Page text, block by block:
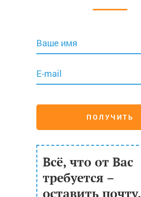
Ваше имя
E-mail
ПОЛУЧИТЬ
Всё, что от Вас
требуется –
оставить почту.